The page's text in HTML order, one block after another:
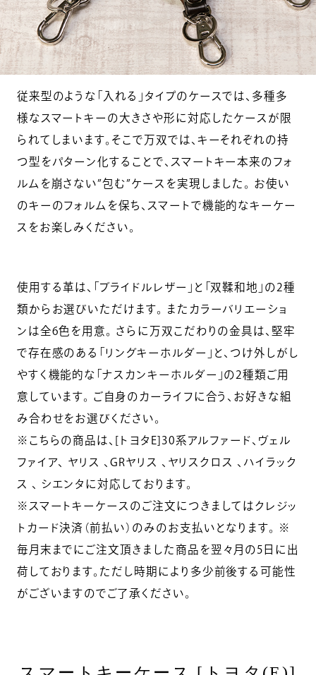
従来型のような「入れる」タイプのケースでは、多種多
様なスマートキーの大きさや形に対応したケースが限
られてしまいます。そこで万双では、キーそれぞれの持
つ型をパターン化することで、スマートキー本来のフォ
ルムを崩さない”包む”ケースを実現しました。 お使い
のキーのフォルムを保ち、スマートで機能的なキーケー
スをお楽しみください。
使用する革は、「ブライドルレザー」と「双鞣和地」の2種
類からお選びいただけます。 またカラーバリエーショ
ンは全6色を用意。 さらに万双こだわりの金具は、堅牢
で存在感のある「リングキーホルダー」と、つけ外しがし
やすく機能的な「ナスカンキーホルダー」の2種類ご用
意しています。 ご自身のカーライフに合う、お好きな組
み合わせをお選びください。
※こちらの商品は、[トヨタE]30系アルファード、ヴェル
ファイア、 ヤリス 、GRヤリス 、ヤリスクロス 、ハイラック
ス 、 シエンタに対応しております。
※スマートキーケースのご注文につきましてはクレジッ
トカード決済（前払い）のみのお支払いとなります。 ※
毎月末までにご注文頂きました商品を翌々月の5日に出
荷しております。ただし時期により多少前後する可能性
がございますのでご了承ください。